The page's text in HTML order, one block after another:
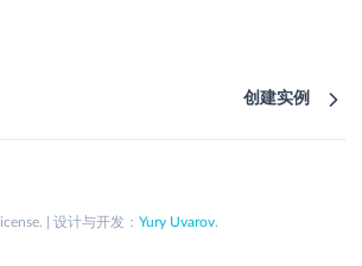
创建实例
| 设计与开发： Yury Uvarov.